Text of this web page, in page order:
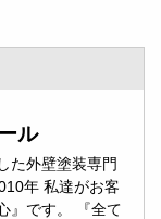
ル
た外壁塗装専門
年 私達がお客
』です。 『全て